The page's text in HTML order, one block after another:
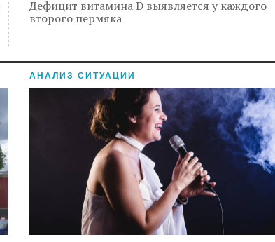
Дефицит витамина D выявляется у каждого
второго пермяка
АНАЛИЗ СИТУАЦИИ